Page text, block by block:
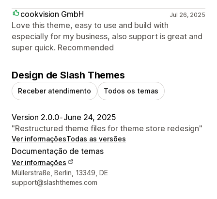
cookvision GmbH
Jul 26, 2025
Love this theme, easy to use and build with
especially for my business, also support is great and
super quick. Recommended
Design de Slash Themes
Receber atendimento Todos os temas
Version 2.0.0•June 24, 2025
"Restructured theme files for theme store redesign"
Ver informaçõesTodas as versões
Documentação de temas
Ver informações
Informações de contato do designer
Müllerstraße, Berlin, 13349, DE
support@slashthemes.com